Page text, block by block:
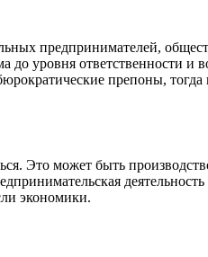
предпринимателей,
уровня ответственности
препоны,
Это может быть
экономики.